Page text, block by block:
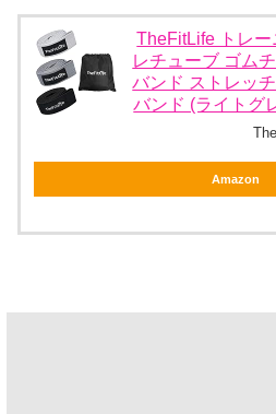
TheFitLife トレー
レチューブ ゴム
バンド ストレッ
バンド (ライトグ
Amazon